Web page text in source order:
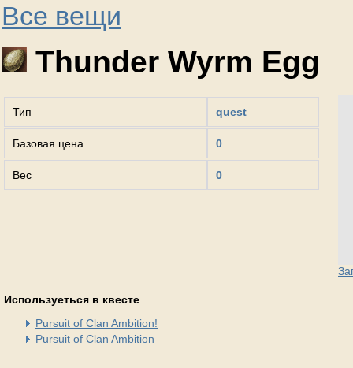
Все вещи
Thunder Wyrm Egg
Тип quest
Базовая цена 0
Вес 0
Используеться в квесте
Pursuit of Clan Ambition!
Pursuit of Clan Ambition